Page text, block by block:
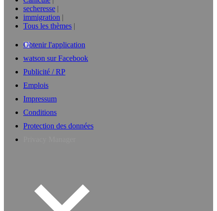
secheresse
immigration
Tous les thèmes
Obtenir l'application
watson sur Facebook
Publicité / RP
Emplois
Impressum
Conditions
Protection des données